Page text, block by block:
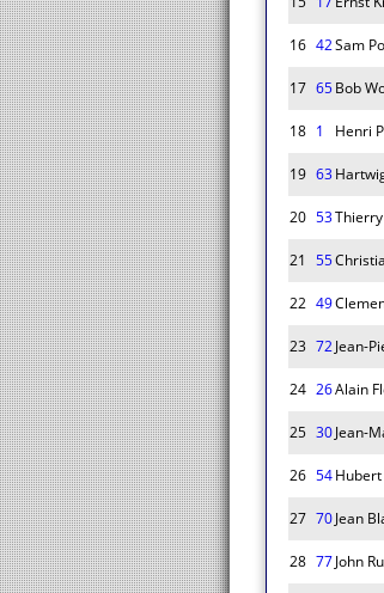
16 42Sam
17 65Bob
18 1 Henri
19 63
20 53
21 55
22 49
23 72Jean-
24 26Alain
25 30Jean-
26 54
27 70Jean
28 77John